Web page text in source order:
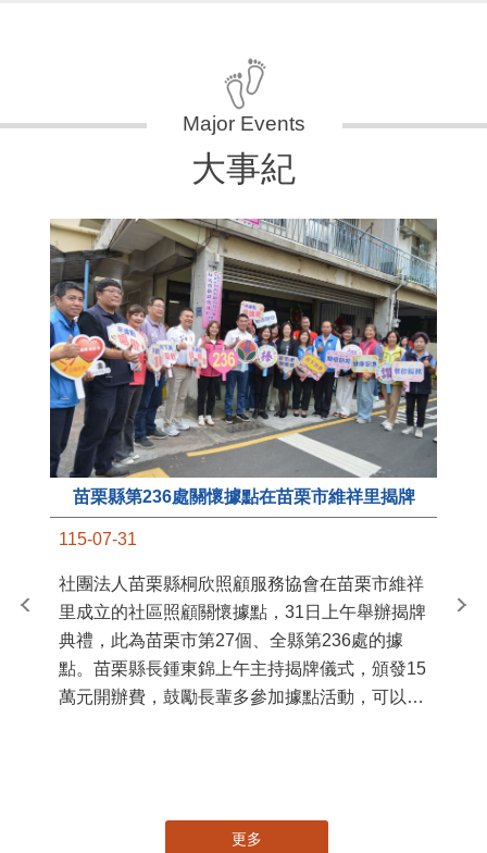
大事紀
苗栗縣第236處關懷據點在苗栗市維祥里揭牌
115-07-31
社團法人苗栗縣桐欣照顧服務協會在苗栗市維祥
里成立的社區照顧關懷據點，31日上午舉辦揭牌
典禮，此為苗栗市第27個、全縣第236處的據
點。苗栗縣長鍾東錦上午主持揭牌儀式，頒發15
萬元開辦費，鼓勵長輩多參加據點活動，可以更
苗
更多